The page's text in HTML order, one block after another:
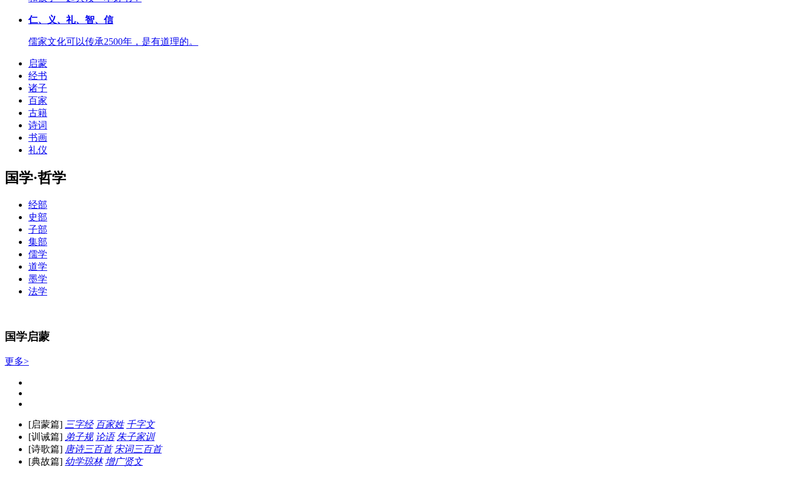
仁、义、礼、智、信
儒家文化可以传承2500年，是有道理的。
启蒙
经书
诸子
百家
古籍
诗词
书画
礼仪
国学·哲学
经部
史部
子部
集部
儒学
道学
墨学
法学
国学启蒙
更多>
[启蒙篇] 三字经 百家姓 千字文
[训诫篇] 弟子规 论语 朱子家训
[诗歌篇] 唐诗三百首 宋词三百首
[典故篇] 幼学琼林 增广贤文